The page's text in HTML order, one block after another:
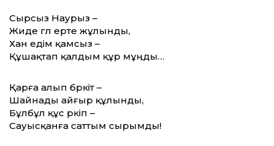
Сырсыз Наурыз –
Жиде гүл ерте жұлынды,
Хан едім қамсыз –
Құшақтап қалдым құр мұңды…
Қарға алып бүркіт –
Шайнады айғыр құлынды,
Бұлбұл құс үркіп –
Сауысқанға саттым сырымды!